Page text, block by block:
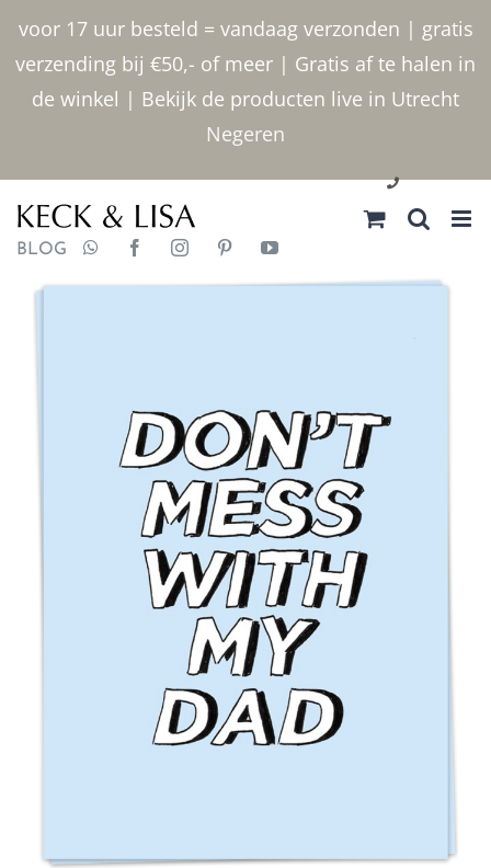
voor 17 uur besteld = vandaag verzonden | gratis
verzending bij €50,- of meer | Gratis af te halen in
de winkel | Bekijk de producten live in Utrecht
Negeren
inhoud
030 2400000
BLOG